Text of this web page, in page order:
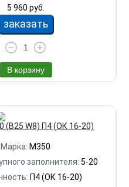
5 960 руб.
заказать
В корзину
(B25 W8) П4 (ОК 16-20)
Марка: М350
заполнителя: 5-20
П4 (ОК 16-20)